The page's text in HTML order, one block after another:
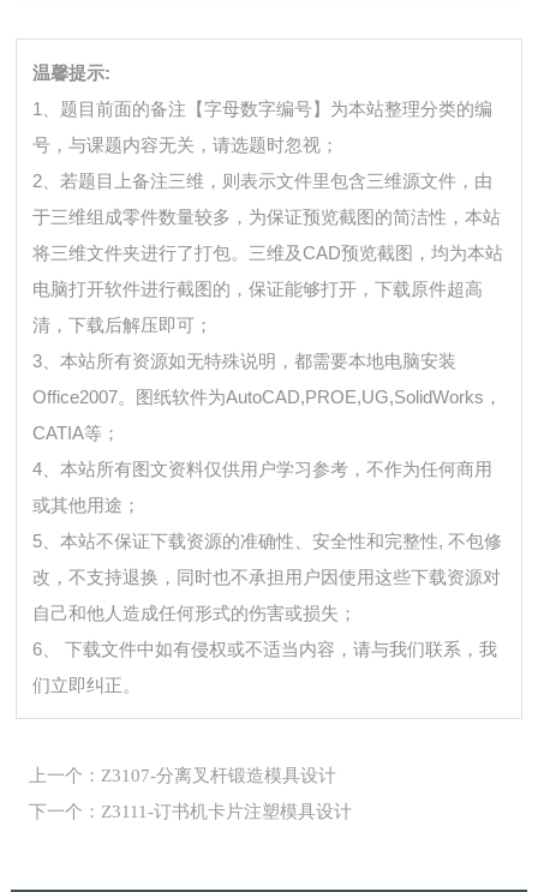
温馨提示:
1、题目前面的备注【字母数字编号】为本站整理分类的编
号，与课题内容无关，请选题时忽视；
2、若题目上备注三维，则表示文件里包含三维源文件，由
于三维组成零件数量较多，为保证预览截图的简洁性，本站
将三维文件夹进行了打包。三维及CAD预览截图，均为本站
电脑打开软件进行截图的，保证能够打开，下载原件超高
清，下载后解压即可；
3、本站所有资源如无特殊说明，都需要本地电脑安装
Office2007。图纸软件为AutoCAD,PROE,UG,SolidWorks，
CATIA等；
4、本站所有图文资料仅供用户学习参考，不作为任何商用
或其他用途；
5、本站不保证下载资源的准确性、安全性和完整性, 不包修
改，不支持退换，同时也不承担用户因使用这些下载资源对
自己和他人造成任何形式的伤害或损失；
6、 下载文件中如有侵权或不适当内容，请与我们联系，我
们立即纠正。
上一个：Z3107-分离叉杆锻造模具设计
下一个：Z3111-订书机卡片注塑模具设计